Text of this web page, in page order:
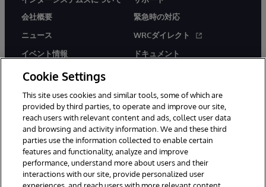
会社概要
ニュース
イベント情報
採用情報
緊急時の対応
WRCダイレクト
ドキュメント
© 1996-2026Y InterSystems Corporation, Boston, MA. All Rights
Reserved.
Cookie Settings
This site uses cookies and similar tools, some of which are
provided by third parties, to operate and improve our site,
reach users with relevant content and ads, collect user data
and browsing and activity information. We and these third
parties use the information collected to enable certain
features and functionality, analyze and improve
performance, understand more about users and their
interactions with our site, provide personalized user